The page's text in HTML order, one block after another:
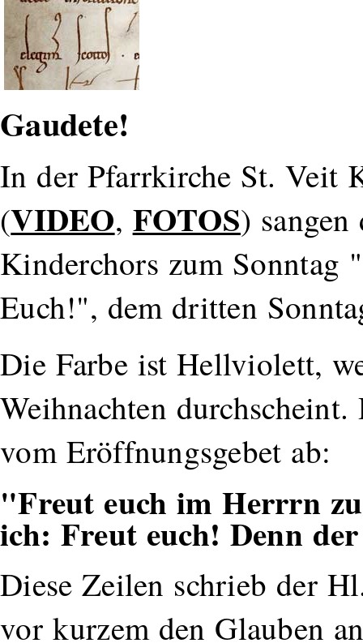
Gaudete!
In der Pfarrkirche St. Veit
(VIDEO, FOTOS)
Kinderchors zum Sonntag
Euch!", dem dritten
Die Farbe ist Hellviolett,
Weihnachten
vom Eröffnungsgebet ab:
"Freut euch im Herrrn
ich: Freut euch! Denn
Diese Zeilen schrieb der
vor kurzem den Glauben